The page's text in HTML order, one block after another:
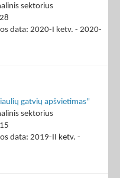
sektorius
data: 2020-I ketv. - 2020-
gatvių apšvietimas"
sektorius
data: 2019-II ketv. -